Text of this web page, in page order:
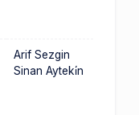
Arif Sezgin
Sinan Ayteki̇n